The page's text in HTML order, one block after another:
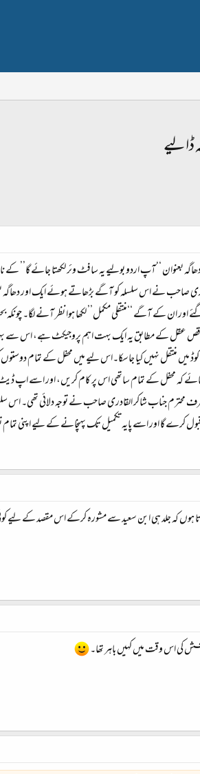
ڈالیے
بعنوان ‘‘آپ اردو بولیے یہ سافٹ وئر لکھتا جائے گا’’
صاحب نے اس سلسلہ کو آگے بڑھاتے ہوئے ایک اور
اور ان کے آگے ‘‘منتقلی مکمل’’ لکھا ہوا نظر آنے لگا۔
عقل کے مطابق یہ ایک بہت اہم پروجیکٹ ہے، اس سے بہت
منتقل نہیں کیا جاسکا۔اس لیے میں محفل کے تمام
کہ محفل کے تمام ساتھی اس پر کام کریں، اور اسے اپ
طرف محترم جناب شاکر القادری صاحب نے توجہ دلائی تھی۔
قبول کرے گا اور اسے پایہ تکمیل تک پہنچانے کے لیے اپنی تمام
ہوں کہ جلد ہی ابن سعید سے مشورہ کرکے اس مقصد کے
اس وقت میں کہیں باہر تھا۔